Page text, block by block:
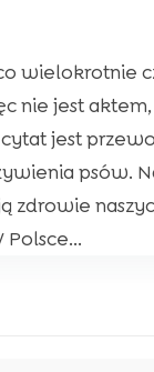
wielokrotnie
nie jest
jest
psów.
zdrowie
Polsce...